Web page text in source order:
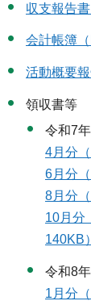
収支報告
会計帳簿
活動概要
領収書等
令和7年
4月分
6月分
8月分
10月分
140KB）
令和8年
1月分